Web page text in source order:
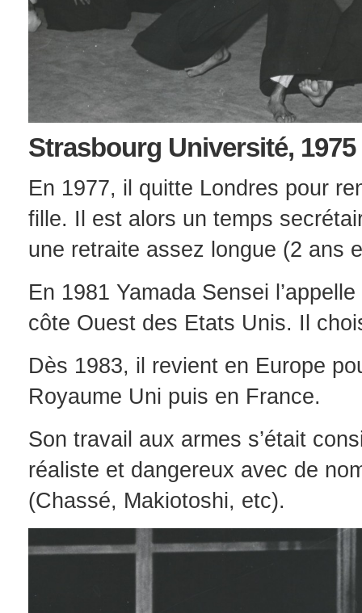
Strasbourg Université, 1975
En 1977, il quitte Londres pour
fille. Il est alors un temps
une retraite assez longue (2 ans
En 1981 Yamada Sensei
côte Ouest des Etats Unis. Il
Dès 1983, il revient en Europe
Royaume Uni puis en France.
Son travail aux armes s’était
réaliste et dangereux avec de
(Chassé, Makiotoshi, etc).